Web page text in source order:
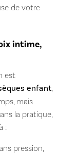
de votre
intime,
est
enfant,
mais
la pratique,
:
pression,